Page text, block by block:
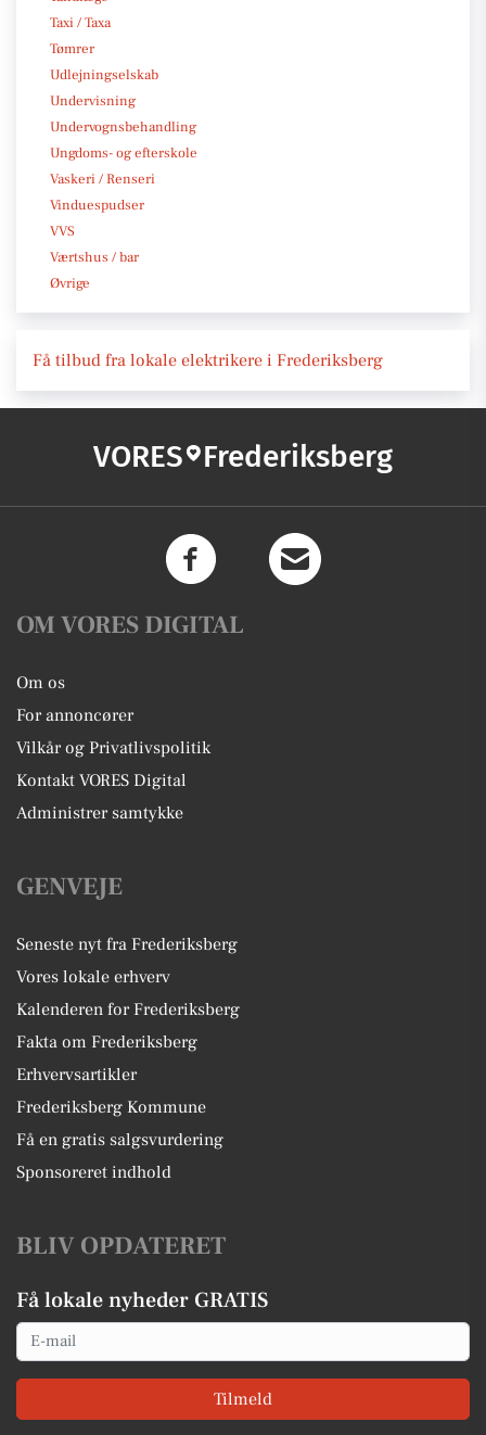
Taxi / Taxa
Tømrer
Udlejningselskab
Undervisning
Undervognsbehandling
Ungdoms- og efterskole
Vaskeri / Renseri
Vinduespudser
VVS
Værtshus / bar
Øvrige
Få tilbud fra lokale elektrikere i Frederiksberg
VORES Frederiksberg
OM VORES DIGITAL
Om os
For annoncører
Vilkår og Privatlivspolitik
Kontakt VORES Digital
Administrer samtykke
GENVEJE
Seneste nyt fra Frederiksberg
Vores lokale erhverv
Kalenderen for Frederiksberg
Fakta om Frederiksberg
Erhvervsartikler
Frederiksberg Kommune
Få en gratis salgsvurdering
Sponsoreret indhold
BLIV OPDATERET
Få lokale nyheder GRATIS
Email
Tilmeld